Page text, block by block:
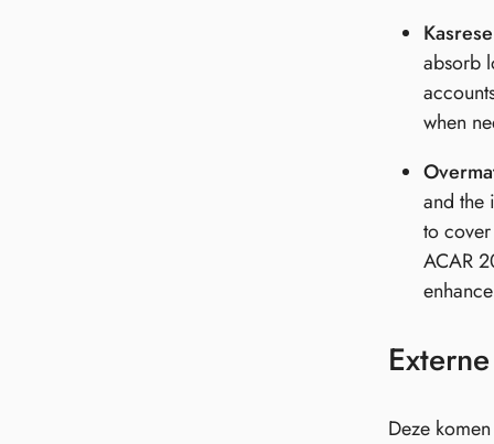
absorb
when
and the
to
ACAR
Deze